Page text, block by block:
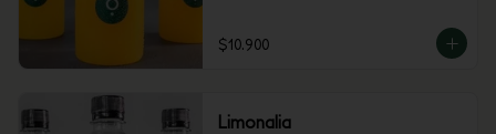
$10.900
Limonalia